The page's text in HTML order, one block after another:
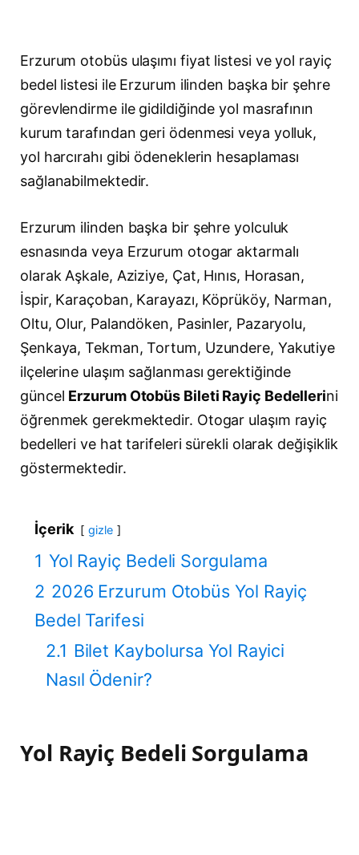
Erzurum otobüs ulaşımı fiyat listesi ve yol rayiç
bedel listesi ile Erzurum ilinden başka bir şehre
görevlendirme ile gidildiğinde yol masrafının
kurum tarafından geri ödenmesi veya yolluk,
yol harcırahı gibi ödeneklerin hesaplaması
sağlanabilmektedir.
Erzurum ilinden başka bir şehre yolculuk
esnasında veya Erzurum otogar aktarmalı
olarak Aşkale, Aziziye, Çat, Hınıs, Horasan,
İspir, Karaçoban, Karayazı, Köprüköy, Narman,
Oltu, Olur, Palandöken, Pasinler, Pazaryolu,
Şenkaya, Tekman, Tortum, Uzundere, Yakutiye
ilçelerine ulaşım sağlanması gerektiğinde
güncel Erzurum Otobüs Bileti Rayiç Bedellerini
öğrenmek gerekmektedir. Otogar ulaşım rayiç
bedelleri ve hat tarifeleri sürekli olarak değişiklik
göstermektedir.
İçerik gizle
1 Yol Rayiç Bedeli Sorgulama
2 2026 Erzurum Otobüs Yol Rayiç
Bedel Tarifesi
2.1 Bilet Kaybolursa Yol Rayici
Nasıl Ödenir?
Yol Rayiç Bedeli Sorgulama